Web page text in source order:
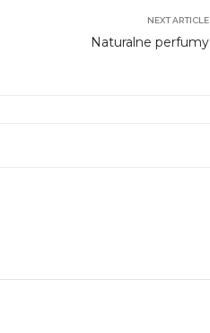
NEXT ARTICLE
Naturalne perfumy